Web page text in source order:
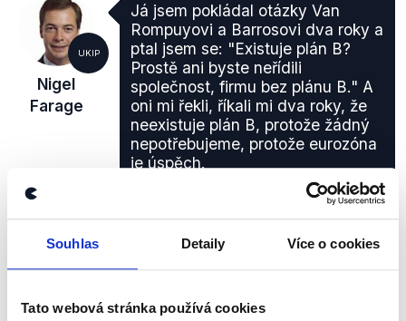
Souhlas Detaily Více o cookies
Tato webová stránka používá cookies
UKIP
Nigel
Farage
Já jsem pokládal otázky Van
Rompuyovi a Barrosovi dva roky a
ptal jsem se: "Existuje plán B?
Prostě ani byste neřídili
společnost, firmu bez plánu B." A
oni mi řekli, říkali mi dva roky, že
neexistuje plán B, protože žádný
nepotřebujeme, protože eurozóna
je úspěch.
PRAVDA
Výrok Nigela Farage je potvrzen videem z